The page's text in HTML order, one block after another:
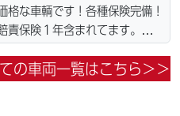
な車輌です！各種保険完備！
保険１年含まれてます。全国
加入可能！ｗｅｂローン・カー
らレストアまで、お気軽にお
り置き＆保管無料サービス行っ
の車両一覧はこちら＞＞